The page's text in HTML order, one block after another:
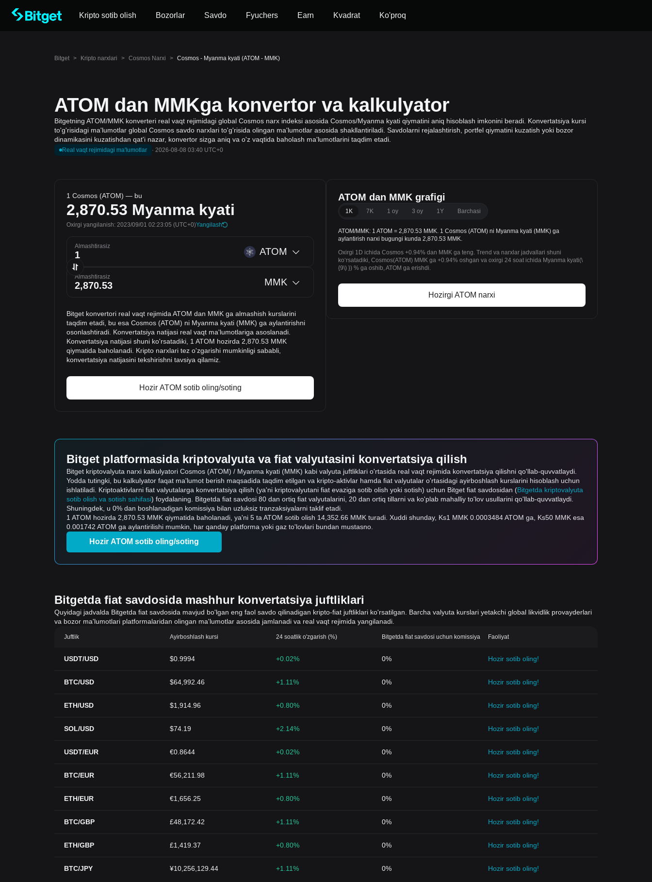
Kripto sotib olish Bozorlar Savdo Fyuchers Earn Kvadrat Ko'proq
Bitget > Kripto narxlari > Cosmos Narxi > Cosmos - Myanma kyati (ATOM - MMK)
ATOM dan MMKga konvertor va kalkulyator
Bitgetning ATOM/MMK konverteri real vaqt rejimidagi global Cosmos narx indeksi asosida Cosmos/Myanma kyati qiymatini aniq hisoblash imkonini beradi. Konvertatsiya kursi
to'g'risidagi ma'lumotlar global Cosmos savdo narxlari to'g'risida olingan ma'lumotlar asosida shakllantiriladi. Savdolarni rejalashtirish, portfel qiymatini kuzatish yoki bozor
dinamikasini kuzatishdan qat'i nazar, konvertor sizga aniq va o'z vaqtida baholash ma'lumotlarini taqdim etadi.
Real vaqt rejimidagi ma'lumotlar · 2026-08-08 03:40 UTC+0
1 Cosmos (ATOM) — bu
2,870.53 Myanma kyati
Oxirgi yangilanish: 2023/09/01 02:23:05 (UTC+0)Yangilash
Almashtirasiz ATOM
Almashtirasiz MMK
Bitget konvertori real vaqt rejimida ATOM dan MMK ga almashish kurslarini
taqdim etadi, bu esa Cosmos (ATOM) ni Myanma kyati (MMK) ga aylantirishni
osonlashtiradi. Konvertatsiya natijasi real vaqt ma'lumotlariga asoslanadi.
Konvertatsiya natijasi shuni ko'rsatadiki, 1 ATOM hozirda 2,870.53 MMK
qiymatida baholanadi. Kripto narxlari tez o'zgarishi mumkinligi sababli,
konvertatsiya natijasini tekshirishni tavsiya qilamiz.
Hozir ATOM sotib oling/soting
ATOM dan MMK grafigi
1K 7K 1 oy 3 oy 1Y Barchasi
ATOM/MMK: 1 ATOM = 2,870.53 MMK. 1 Cosmos (ATOM) ni Myanma kyati (MMK) ga
aylantirish narxi bugungi kunda 2,870.53 MMK.
Oxirgi 1D ichida Cosmos +0.94% dan MMK ga teng. Trend va narxlar jadvallari shuni
koʻrsatadiki, Cosmos(ATOM) MMK ga +0.94% oshgan va oxirgi 24 soat ichida Myanma kyati(\
{9\) }) % ga oshib, ATOM ga erishdi.
Hozirgi ATOM narxi
Bitget platformasida kriptovalyuta va fiat valyutasini konvertatsiya qilish
Bitget kriptovalyuta narxi kalkulyatori Cosmos (ATOM) / Myanma kyati (MMK) kabi valyuta juftliklari o'rtasida real vaqt rejimida konvertatsiya qilishni qo'llab-quvvatlaydi.
Yodda tutingki, bu kalkulyator faqat ma'lumot berish maqsadida taqdim etilgan va kripto-aktivlar hamda fiat valyutalar o'rtasidagi ayirboshlash kurslarini hisoblash uchun
ishlatiladi. Kriptoaktivlarni fiat valyutalarga konvertatsiya qilish (ya'ni kriptovalyutani fiat evaziga sotib olish yoki sotish) uchun Bitget fiat savdosidan (Bitgetda kriptovalyuta
sotib olish va sotish sahifasi) foydalaning. Bitgetda fiat savdosi 80 dan ortiq fiat valyutalarini, 20 dan ortiq tillarni va ko'plab mahalliy to'lov usullarini qo'llab-quvvatlaydi.
Shuningdek, u 0% dan boshlanadigan komissiya bilan uzluksiz tranzaksiyalarni taklif etadi.
1 ATOM hozirda 2,870.53 MMK qiymatida baholanadi, ya'ni 5 ta ATOM sotib olish 14,352.66 MMK turadi. Xuddi shunday, Ks1 MMK 0.0003484 ATOM ga, Ks50 MMK esa
0.001742 ATOM ga aylantirilishi mumkin, har qanday platforma yoki gaz to'lovlari bundan mustasno.
Hozir ATOM sotib oling/soting
Bitgetda fiat savdosida mashhur konvertatsiya juftliklari
Quyidagi jadvalda Bitgetda fiat savdosida mavjud bo'lgan eng faol savdo qilinadigan kripto-fiat juftliklari ko'rsatilgan. Barcha valyuta kurslari yetakchi global likvidlik provayderlari
va bozor ma'lumotlari platformalaridan olingan ma'lumotlar asosida jamlanadi va real vaqt rejimida yangilanadi.
Juftlik Ayirboshlash kursi 24 soatlik o'zgarish (%) Bitgetda fiat savdosi uchun komissiya Faoliyat
USDT/USD $0.9994 +0.02% 0% Hozir sotib oling!
BTC/USD $64,992.46 +1.11% 0% Hozir sotib oling!
ETH/USD $1,914.96 +0.80% 0% Hozir sotib oling!
SOL/USD $74.19 +2.14% 0% Hozir sotib oling!
USDT/EUR €0.8644 +0.02% 0% Hozir sotib oling!
BTC/EUR €56,211.98 +1.11% 0% Hozir sotib oling!
ETH/EUR €1,656.25 +0.80% 0% Hozir sotib oling!
BTC/GBP £48,172.42 +1.11% 0% Hozir sotib oling!
ETH/GBP £1,419.37 +0.80% 0% Hozir sotib oling!
BTC/JPY ¥10,256,129.44 +1.11% 0% Hozir sotib oling!